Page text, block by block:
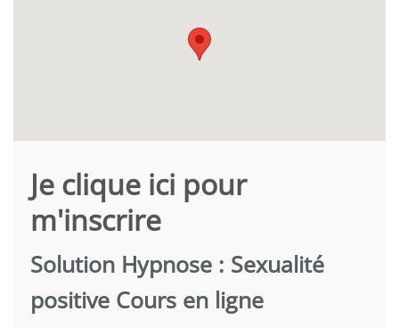
Je clique ici pour
m'inscrire
Solution Hypnose : Sexualité
positive Cours en ligne